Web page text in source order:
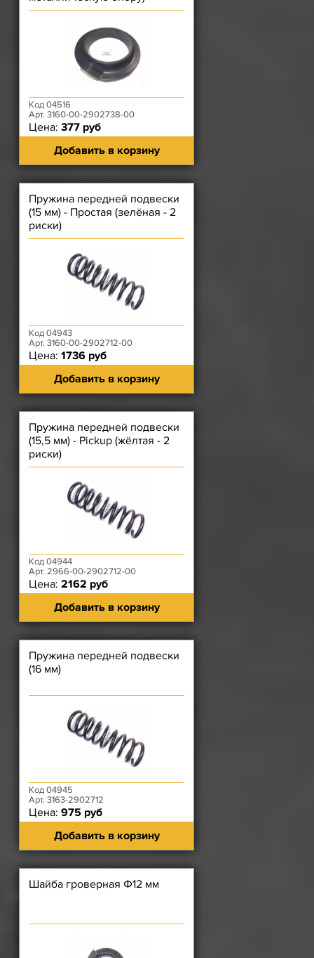
одинарная
Код 04516
Арт. 3160-00-2902738-00
Цена: 377 руб
Добавить в корзину
Пружина передней подвески
(15 мм) - Простая (зелёная - 2
риски)
Код 04943
Арт. 3160-00-2902712-00
Цена: 1736 руб
Добавить в корзину
Пружина передней подвески
(15,5 мм) - Pickup (жёлтая - 2
риски)
Код 04944
Арт. 2966-00-2902712-00
Цена: 2162 руб
Добавить в корзину
Пружина передней подвески
(16 мм)
Код 04945
Арт. 3163-2902712
Цена: 975 руб
Добавить в корзину
Шайба гроверная Ф12 мм